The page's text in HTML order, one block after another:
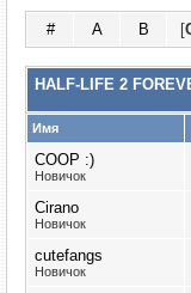
# A B [
HALF-LIFE 2
Имя
COOP :)
Новичок
Cirano
Новичок
cutefangs
Новичок